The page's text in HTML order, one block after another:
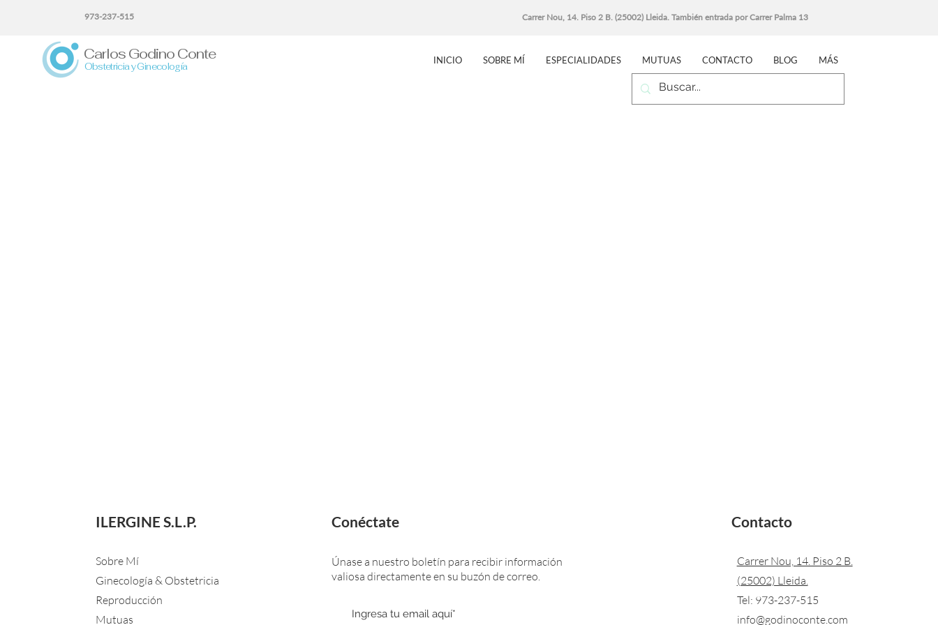
973-237-515 Carrer Nou, 14. Piso 2 B. (25002) Lleida. También entrada por Carrer Palma 13
Carlos Godino Conte
Obstetricia y Ginecología
INICIO SOBRE MÍ ESPECIALIDADES MUTUAS CONTACTO BLOG MÁS
ILERGINE S.L.P.
Sobre Mí
Ginecología & Obstetricia
Reproducción
Mutuas
Conéctate
Únase a nuestro boletín para recibir información
valiosa directamente en su buzón de correo.
Contacto
Carrer Nou, 14. Piso 2 B.
(25002) Lleida.
Tel: 973-237-515
info@godinoconte.com